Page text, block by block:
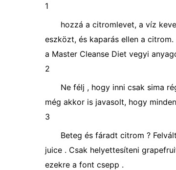
1
hozzá a citromlevet, a víz
eszközt, és kaparás ellen a
a Master Cleanse Diet vegyi
2
Ne félj , hogy inni csak sima
még akkor is javasolt, hogy
3
Beteg és fáradt citrom ?
juice . Csak helyettesíteni
ezekre a font csepp .